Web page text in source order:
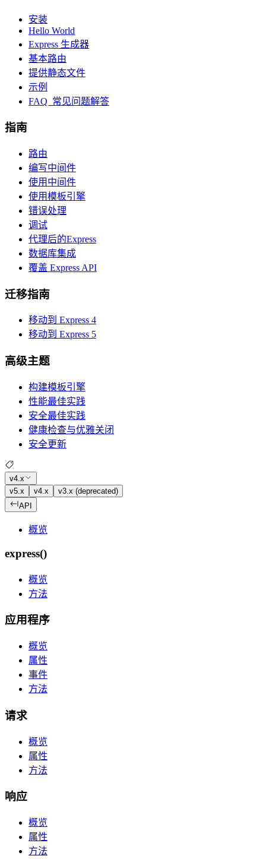
安装
Hello World
Express 生成器
基本路由
提供静态文件
示例
FAQ 常见问题解答
指南
路由
编写中间件
使用中间件
使用模板引擎
错误处理
调试
代理后的Express
数据库集成
覆盖 Express API
迁移指南
移动到 Express 4
移动到 Express 5
高级主题
构建模板引擎
性能最佳实践
安全最佳实践
健康检查与优雅关闭
安全更新
v4.x
v5.x
v4.x
v3.x (deprecated)
API
概览
express()
概览
方法
应用程序
概览
属性
事件
方法
请求
概览
属性
方法
响应
概览
属性
方法